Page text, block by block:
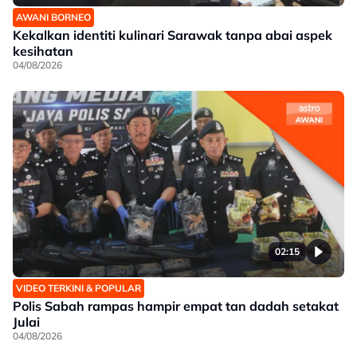
AWANI BORNEO
Kekalkan identiti kulinari Sarawak tanpa abai aspek
kesihatan
04/08/2026
02:15
VIDEO TERKINI & POPULAR
Polis Sabah rampas hampir empat tan dadah setakat
Julai
04/08/2026